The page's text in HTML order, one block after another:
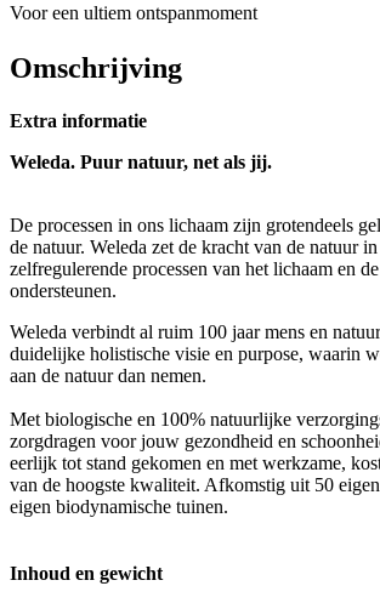
Voor een ultiem ontspanmoment
Omschrijving
Extra informatie
Weleda. Puur natuur, net als jij.
De processen in ons lichaam zijn grotendeels
de natuur. Weleda zet de kracht van de natuur
zelfregulerende processen van het lichaam en
ondersteunen.
Weleda verbindt al ruim 100 jaar mens en
duidelijke holistische visie en purpose, waarin
aan de natuur dan nemen.
Met biologische en 100% natuurlijke
zorgdragen voor jouw gezondheid en
eerlijk tot stand gekomen en met werkzame,
van de hoogste kwaliteit. Afkomstig uit 50
eigen biodynamische tuinen.
Inhoud en gewicht